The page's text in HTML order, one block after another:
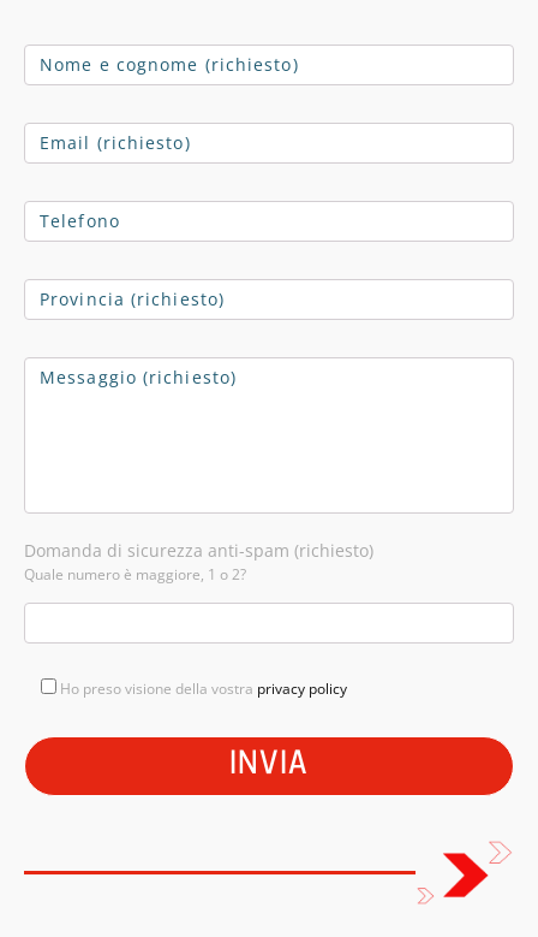
Domanda di sicurezza anti-spam (richiesto)
Quale numero è maggiore, 1 o 2?
Ho preso visione della vostra privacy policy